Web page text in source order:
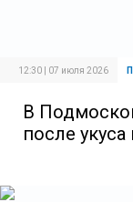
12:30 | 07 июля 2026
В
после